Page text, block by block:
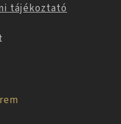
tájékoztató